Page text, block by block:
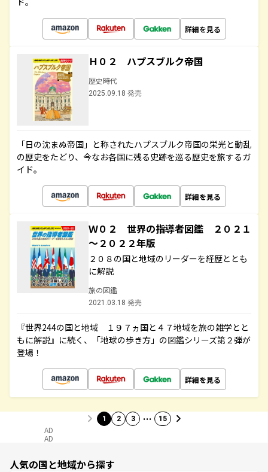
詳細を見る
Ｈ０２ ハプスブルク帝国
歴史時代
2025.09.18 発売
「日の沈まぬ帝国」と称されたハプスブルク帝国の栄光と動乱
の歴史をたどり、今なお各国に残る史跡を巡る歴史を旅するガ
イド。
詳細を見る
Ｗ０２ 世界の指導者図鑑 ２０２１
～２０２２年版
２０８の国と地域のリーダーを経歴ととも
に解説
旅の図鑑
2021.03.18 発売
『世界244の国と地域 １９７ヵ国と４７地域を旅の雑学とと
もに解説』に続く、「地球の歩き方」の図鑑シリーズ第２弾が
登場！
詳細を見る
1 2 3 … 15
AD
AD
人気の国と地域から探す